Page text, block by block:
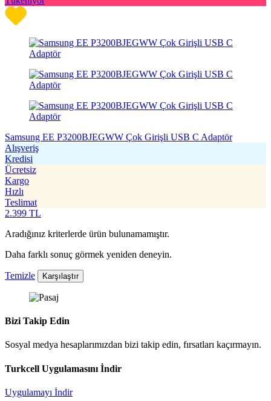
Samsung EE P3200BJEGWW Çok Girişli USB C Adaptör
Alışveriş
Kredisi
Ücretsiz
Kargo
Hızlı
Teslimat
2.399 TL
Aradığınız kriterlerde ürün bulunamamıştır.
Daha farklı sonuç görmek yeniden deneyin.
Temizle Karşılaştır
Bizi Takip Edin
Sosyal medya hesaplarımızdan bizi takip edin, fırsatları kaçırmayın.
Turkcell Uygulamasını İndir
Uygulamayı İndir